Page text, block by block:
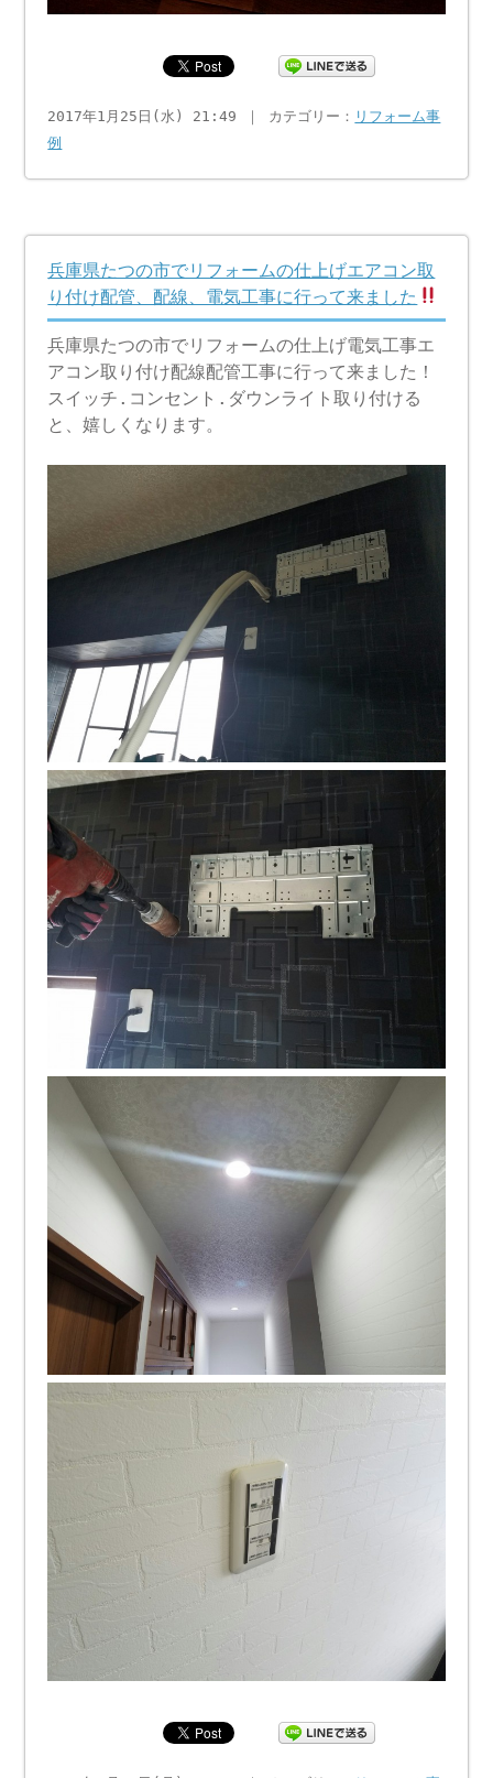
2017年1月25日(水) 21:49 ｜ カテゴリー： リフォーム事
例
兵庫県たつの市でリフォームの仕上げエアコン取
り付け配管、配線、電気工事に行って来ました
兵庫県たつの市でリフォームの仕上げ電気工事エ
アコン取り付け配線配管工事に行って来ました！
スイッチ.コンセント.ダウンライト取り付ける
と、嬉しくなります。